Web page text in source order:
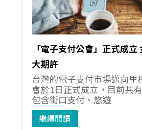
「電子支付公會」正式成
大期許
台灣的電子支付市場邁向里
會於1日正式成立，目前共
包含街口支付、悠遊
繼續閱讀